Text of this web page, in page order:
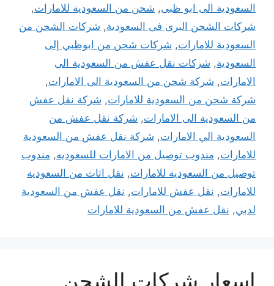
السعودية الى ابو ظبى, شحن من السعودية للامارات,
شركات الشحن البرى فى السعودية, شركات الشحن من
السعودية للامارات, شركات شحن من ابوظبي إلى
السعودية, شركات نقل عفش من السعودية الى
الامارات, شركة شحن من السعودية الى الامارات,
شركة شحن من السعودية للامارات, شركة نقل عفش
من السعودية الى الامارات, شركة نقل عفش من
السعودية الي الامارات, شركة نقل عفش من السعودية
للامارات, مندوب توصيل من الامارات للسعوديه, مندوب
توصيل من السعودية للامارات, نقل اثاث من السعودية
للامارات, نقل عفش للامارات, نقل عفش من السعودية
لدبي, نقل عفش من السعودية للامارات
اسعار شركات الشحن